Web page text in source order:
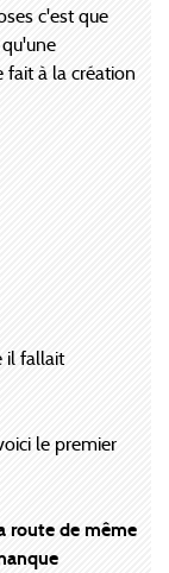
c'est que
fait à la création
il fallait
le premier
route de même